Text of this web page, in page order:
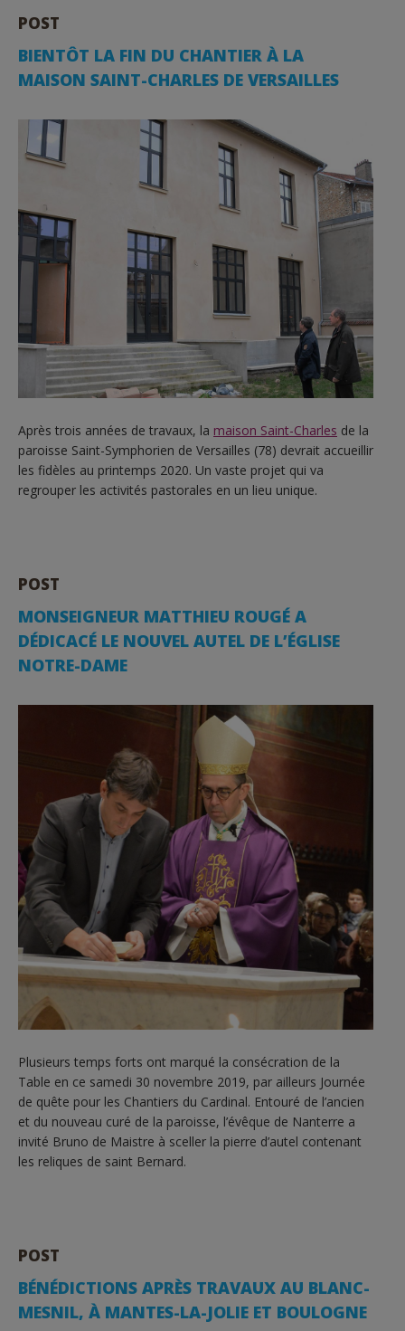
POST
BIENTÔT LA FIN DU CHANTIER À LA
MAISON SAINT-CHARLES DE VERSAILLES
Après trois années de travaux, la maison Saint-Charles de la
paroisse Saint-Symphorien de Versailles (78) devrait accueillir
les fidèles au printemps 2020. Un vaste projet qui va
regrouper les activités pastorales en un lieu unique.
POST
MONSEIGNEUR MATTHIEU ROUGÉ A
DÉDICACÉ LE NOUVEL AUTEL DE L’ÉGLISE
NOTRE-DAME
Plusieurs temps forts ont marqué la consécration de la
Table en ce samedi 30 novembre 2019, par ailleurs Journée
de quête pour les Chantiers du Cardinal. Entouré de l’ancien
et du nouveau curé de la paroisse, l’évêque de Nanterre a
invité Bruno de Maistre à sceller la pierre d’autel contenant
les reliques de saint Bernard.
POST
BÉNÉDICTIONS APRÈS TRAVAUX AU BLANC-
MESNIL, À MANTES-LA-JOLIE ET BOULOGNE